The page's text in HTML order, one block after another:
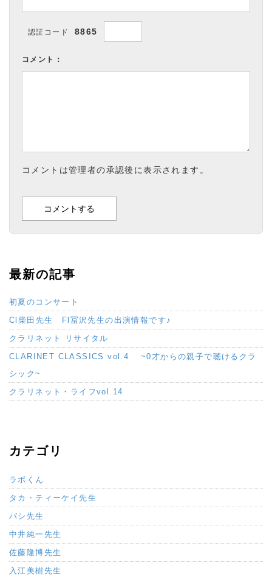
認証コード 8865
コメント：
コメントは管理者の承認後に表示されます。
最新の記事
初夏のコンサート
Cl柴田先生 Fl冨沢先生の出演情報です♪
クラリネット リサイタル
CLARINET CLASSICS vol.4 ~0才からの親子で聴けるクラ
シック~
クラリネット・ライフvol.14
カテゴリ
ラボくん
タカ・ティーケイ先生
バシ先生
中井純一先生
佐藤隆博先生
入江美樹先生